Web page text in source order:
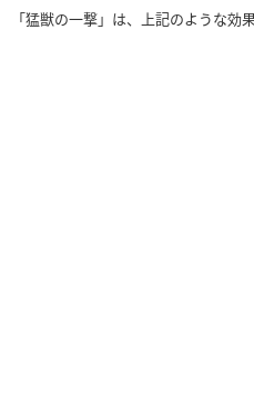
「猛獣の一撃」は、上記のような効